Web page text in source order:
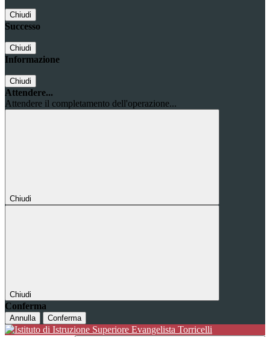
Chiudi
Successo
Chiudi
Informazione
Chiudi
Attendere...
Attendere il completamento dell'operazione...
Chiudi
Chiudi
Conferma
Annulla Conferma